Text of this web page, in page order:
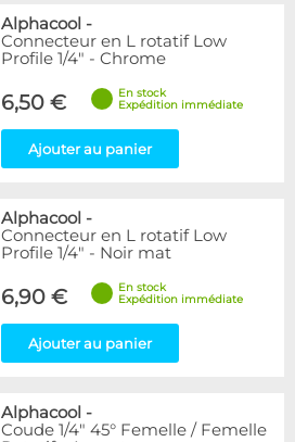
Alphacool -
Connecteur en L rotatif Low
Profile 1/4" - Chrome
6,50 €
En stock
Expédition immédiate
Ajouter au panier
Alphacool -
Connecteur en L rotatif Low
Profile 1/4" - Noir mat
6,90 €
En stock
Expédition immédiate
Ajouter au panier
Alphacool -
Coude 1/4" 45° Femelle / Femelle